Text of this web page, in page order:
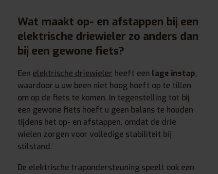
Wat maakt op- en afstappen bij een
elektrische driewieler zo anders dan
bij een gewone fiets?
Een elektrische driewieler heeft een lage instap,
waardoor u uw been niet hoog hoeft op te tillen
om op de fiets te komen. In tegenstelling tot bij
een gewone fiets hoeft u geen balans te houden
tijdens het op- en afstappen, omdat de drie
wielen zorgen voor volledige stabiliteit bij
stilstand.
De elektrische trapondersteuning speelt ook een